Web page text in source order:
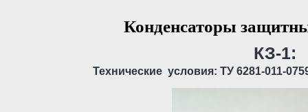
Конденсаторы
КЗ-1:
Технические условия: ТУ 6281-011-